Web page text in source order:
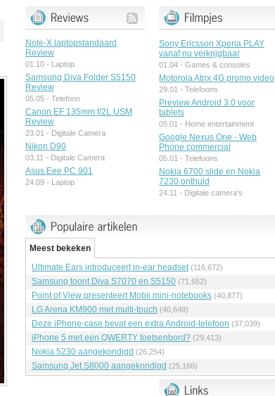
Note-X laptopstandaard
Review
01.10 - Laptop
Samsung Diva Folder S5150
Review
05.05 - Telefoon
Canon EF 135mm f/2L USM
Review
23.01 - Digitale Camera
Nikon D90
03.11 - Digitale Camera
Asus Eee PC 901
24.09 - Laptop
Sony Ericsson Xperia PLAY
vanaf nu verkrijgbaar
01.04 - Games & consoles
Motorola Atrix 4G promo video
29.01 - Telefoons
Preview Android 3.0 voor
tablets
05.01 - Home entertainment
Google Nexus One - Web
Phone commercial
05.01 - Telefoons
Nokia 6700 slide en Nokia
7230 onthuld
24.11 - Digitale camera's
Meest bekeken
Ultimate Ears introduceert in-ear headset (116,672)
Samsung toont Diva S7070 en S5150 (71,652)
Point of View presenteert Mobii mini-notebooks (40,877)
LG Arena KM900 met multi-touch (40,648)
Deze iPhone-case bevat een extra Android-telefoon (37,039)
iPhone 5 met een QWERTY toetsenbord? (29,413)
Nokia 5230 aangekondigd (26,254)
Samsung Jet S8000 aangekondigd (25,166)